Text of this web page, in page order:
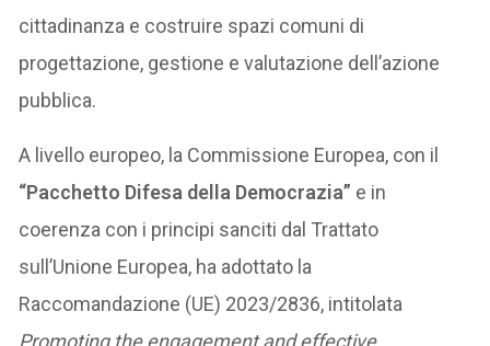
cittadinanza e costruire spazi comuni di
progettazione, gestione e valutazione dell’azione
pubblica.
A livello europeo, la Commissione Europea, con il
“Pacchetto Difesa della Democrazia” e in
coerenza con i principi sanciti dal Trattato
sull’Unione Europea, ha adottato la
Raccomandazione (UE) 2023/2836, intitolata
Promoting the engagement and effective